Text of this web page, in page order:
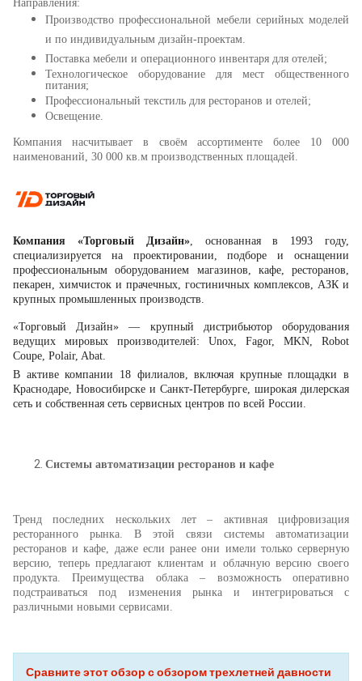
Направления:
Производство профессиональной мебели серийных моделей
и по индивидуальным дизайн-проектам.
Поставка мебели и операционного инвентаря для отелей;
Технологическое оборудование для мест общественного
питания;
Профессиональный текстиль для ресторанов и отелей;
Освещение.
Компания насчитывает в своём ассортименте более 10 000
наименований, 30 000 кв.м производственных площадей.
Компания «Торговый Дизайн», основанная в 1993 году,
специализируется на проектировании, подборе и оснащении
профессиональным оборудованием магазинов, кафе, ресторанов,
пекарен, химчисток и прачечных, гостиничных комплексов, АЗК и
крупных промышленных производств.
«Торговый Дизайн» — крупный дистрибьютор оборудования
ведущих мировых производителей: Unox, Fagor, MKN, Robot
Coupe, Polair, Abat.
В активе компании 18 филиалов, включая крупные площадки в
Краснодаре, Новосибирске и Санкт-Петербурге, широкая дилерская
сеть и собственная сеть сервисных центров по всей России.
Системы автоматизации ресторанов и кафе
Тренд последних нескольких лет – активная цифровизация
ресторанного рынка. В этой связи системы автоматизации
ресторанов и кафе, даже если ранее они имели только серверную
версию, теперь предлагают клиентам и облачную версию своего
продукта. Преимущества облака – возможность оперативно
подстраиваться под изменения рынка и интегрироваться с
различными новыми сервисами.
Сравните этот обзор с обзором трехлетней давности